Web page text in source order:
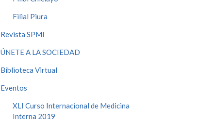
Filial Piura
Revista SPMI
ÚNETE A LA SOCIEDAD
Biblioteca Virtual
Eventos
XLI Curso Internacional de Medicina
Interna 2019